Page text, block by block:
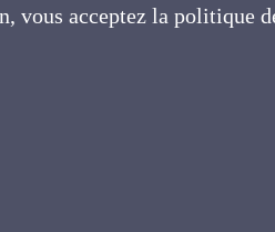
vous acceptez la politique